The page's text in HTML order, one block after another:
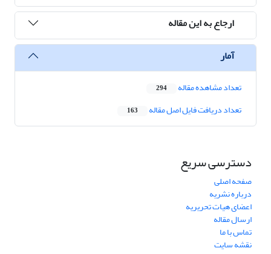
ارجاع به این مقاله
آمار
تعداد مشاهده مقاله 294
تعداد دریافت فایل اصل مقاله 163
دسترسی سریع
صفحه اصلی
درباره نشریه
اعضای هیات تحریریه
ارسال مقاله
تماس با ما
نقشه سایت